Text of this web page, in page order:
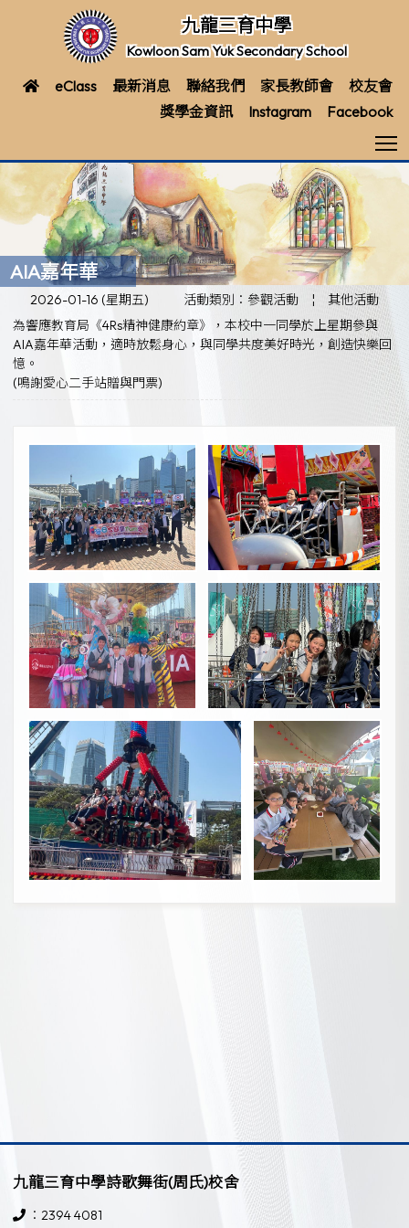
九龍三育中學
Kowloon Sam Yuk Secondary School
eClass 最新消息 聯絡我們 家長教師會
校友會
獎學金資訊
Instagram Facebook
AIA嘉年華
2026-01-16 (星期五) 活動類別：參觀活動 ¦
其他活動
為響應教育局《4Rs精神健康約章》，本校中一同學於上星期參與
AIA嘉年華活動，適時放鬆身心，與同學共度美好時光，創造快樂回
憶。
(鳴謝愛心二手站贈與門票)
九龍三育中學詩歌舞街(周氏)校舍
：2394 4081